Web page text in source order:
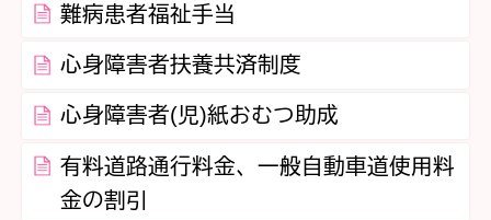
難病患者福祉手当
心身障害者扶養共済制度
心身障害者(児)紙おむつ助成
有料道路通行料金、一般自動車道使用料
金の割引